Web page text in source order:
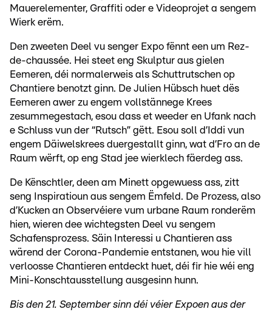
Mauerelementer, Graffiti oder e Videoprojet a sengem
Wierk erëm.
Den zweeten Deel vu senger Expo fënnt een um Rez-
de-chaussée. Hei steet eng Skulptur aus gielen
Eemeren, déi normalerweis als Schuttrutschen op
Chantiere benotzt ginn. De Julien Hübsch huet dës
Eemeren awer zu engem vollstännege Krees
zesummegestach, esou dass et weeder en Ufank nach
e Schluss vun der “Rutsch” gëtt. Esou soll d’Iddi vun
engem Däiwelskrees duergestallt ginn, wat d’Fro an de
Raum wërft, op eng Stad jee wierklech fäerdeg ass.
De Kënschtler, deen am Minett opgewuess ass, zitt
seng Inspiratioun aus sengem Ëmfeld. De Prozess, also
d’Kucken an Observéiere vum urbane Raum ronderëm
hien, wieren dee wichtegsten Deel vu sengem
Schafensprozess. Säin Interessi u Chantieren ass
wärend der Corona-Pandemie entstanen, wou hie vill
verloosse Chantieren entdeckt huet, déi fir hie wéi eng
Mini-Konschtausstellung ausgesinn hunn.
Bis den 21. September sinn déi véier Expoen aus der